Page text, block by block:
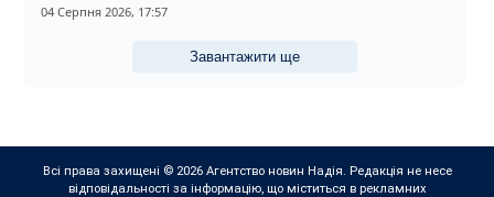
04 Серпня 2026, 17:57
Завантажити ще
Всі права захищені © 2026 Агентство новин Надія. Редакція не несе
відповідальності за інформацію, що міститься в рекламних